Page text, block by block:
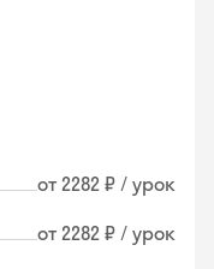
от 2282 ₽ / урок
от 2282 ₽ / урок